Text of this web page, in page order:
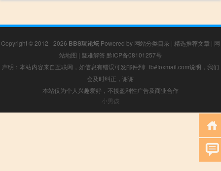
Copyright © 2012 - 2026 BBS玩论坛 Powered by 网站分类目录 | 精选推荐文章 | 网
站地图 | 疑难解答 黔ICP备08101257号
声明：本站内容来自互联网，如信息有错误可发邮件到f_fb#foxmail.com说明，我们
会及时纠正，谢谢
本站仅为个人兴趣爱好，不接盈利性广告及商业合作
小男孩